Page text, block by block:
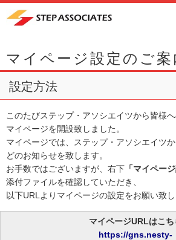
マイページ設定のご案
設定方法
このたびステップ・アソシエイツから皆様へ
マイページを開設致しました。
マイページでは、ステップ・アソシエイツ
どのお知らせを致します。
お手数ではございますが、右下 「マイペー
添付ファイルを確認していただき、
以下URLよりマイページの設定をお願い致し
マイページURLはこち
https://gns.nesty-